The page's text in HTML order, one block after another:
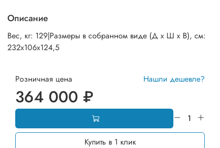
Описание
Вес, кг: 129|Размеры в собранном виде (Д х Ш х В), см:
232х106х124,5
Розничная цена Нашли дешевле?
364 000 ₽
Купить в 1 клик